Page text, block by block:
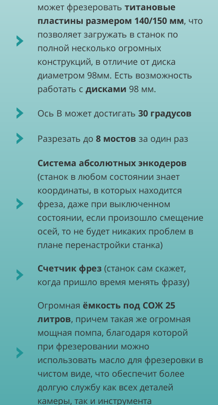
может фрезеровать титановые
пластины размером 140/150 мм, что
позволяет загружать в станок по
полной несколько огромных
конструкций, в отличие от диска
диаметром 98мм. Есть возможность
работать с дисками 98 мм.
Ось В может достигать 30 градусов
Разрезать до 8 мостов за один раз
Система абсолютных энкодеров
(станок в любом состоянии знает
координаты, в которых находится
фреза, даже при выключенном
состоянии, если произошло смещение
осей, то не будет никаких проблем в
плане перенастройки станка)
Счетчик фрез (станок сам скажет,
когда пришло время менять фразу)
Огромная ёмкость под СОЖ 25
литров, причем такая же огромная
мощная помпа, благодаря которой
при фрезеровании можно
использовать масло для фрезеровки в
чистом виде, что обеспечит более
долгую службу как всех деталей
камеры, так и инструмента